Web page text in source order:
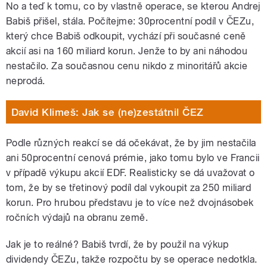
No a teď k tomu, co by vlastně operace, se kterou Andrej
Babiš přišel, stála. Počítejme: 30procentní podíl v ČEZu,
který chce Babiš odkoupit, vychází při současné ceně
akcií asi na 160 miliard korun. Jenže to by ani náhodou
nestačilo. Za současnou cenu nikdo z minoritářů akcie
neprodá.
David Klimeš: Jak se (ne)zestátnil ČEZ
Podle různých reakcí se dá očekávat, že by jim nestačila
ani 50procentní cenová prémie, jako tomu bylo ve Francii
v případě výkupu akcií EDF. Realisticky se dá uvažovat o
tom, že by se třetinový podíl dal vykoupit za 250 miliard
korun. Pro hrubou představu je to více než dvojnásobek
ročních výdajů na obranu země.
Jak je to reálné? Babiš tvrdí, že by použil na výkup
dividendy ČEZu, takže rozpočtu by se operace nedotkla.